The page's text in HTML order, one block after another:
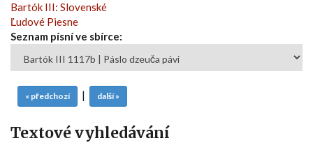
Bartók III: Slovenské
Ľudové Piesne
Seznam písní ve sbírce:
« předchozí | další »
Textové vyhledávání